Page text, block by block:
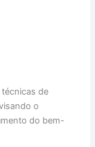
de
o
do bem-